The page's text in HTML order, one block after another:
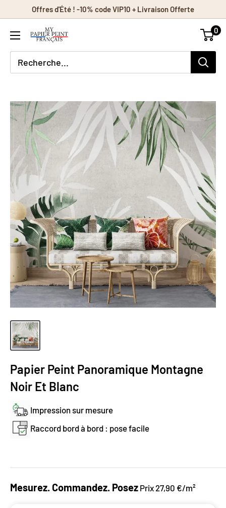
contenu
Offres d'Été ! -10% code VIP10 + Livraison Offerte
0
Papier Peint Panoramique Montagne
Noir Et Blanc
Impression sur mesure
Raccord bord à bord : pose facile
Mesurez. Commandez. Posez Prix 27,90 €/m²